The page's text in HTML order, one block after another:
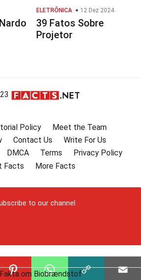
ELETRÔNICA 12 Dez 2024
39 Fatos Sobre
Projetor
Policy
Meet the Team
Contact Us
Write For Us
DMCA Terms
Privacy Policy
Facts
More Facts
to our channel
om Biobrændstof